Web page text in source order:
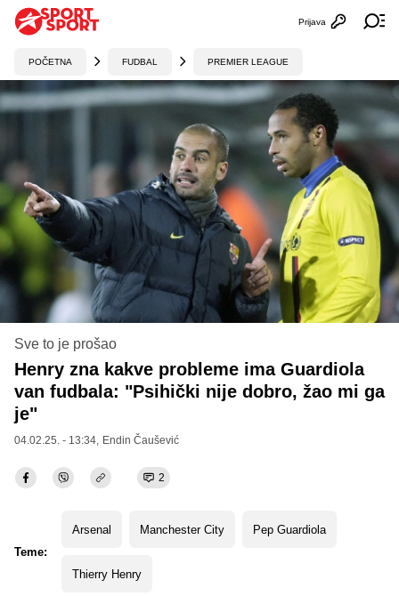
Otvori
Prijava
POČETNA FUDBAL PREMIER LEAGUE
Sve to je prošao
Henry zna kakve probleme ima Guardiola
van fudbala: "Psihički nije dobro, žao mi ga
je"
04.02.25. - 13:34, Endin Čaušević
2
Teme:
Arsenal Manchester City Pep Guardiola
Thierry Henry